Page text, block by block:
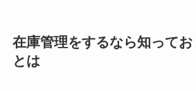
在庫管理をするなら知って
とは